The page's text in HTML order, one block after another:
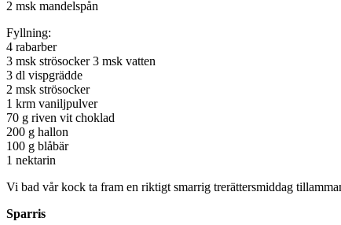
2 msk mandelspån
Fyllning:
4 rabarber
3 msk strösocker 3 msk vatten
3 dl vispgrädde
2 msk strösocker
1 krm vaniljpulver
70 g riven vit choklad
200 g hallon
100 g blåbär
1 nektarin
Vi bad vår kock ta fram en riktigt smarrig trerättersmiddag
Sparris